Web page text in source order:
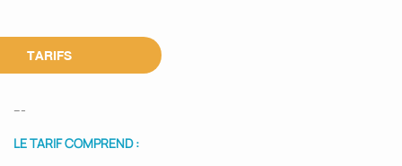
TARIFS
---
LE TARIF COMPREND :